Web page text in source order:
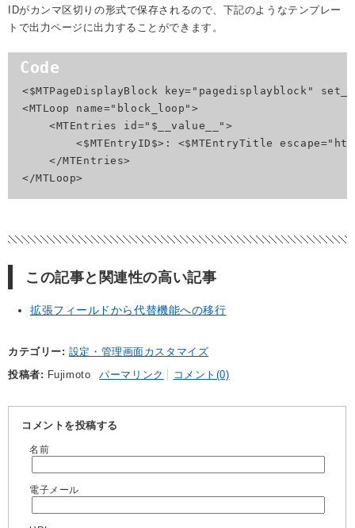
IDがカンマ区切りの形式で保存されるので、下記のようなテンプレー
トで出力ページに出力することができます。
<$MTPageDisplayBlock key="pagedisplayblock"
<MTLoop name="block_loop">
    <MTEntries id="$__value__">
<$MTEntryID$>: <$MTEntryTitle
    </MTEntries>
</MTLoop>
この記事と関連性の高い記事
拡張フィールドから代替機能への移行
カテゴリー
設定・管理画面カスタマイズ
投稿者
Fujimoto パーマリンク コメント(0)
コメントを投稿する
名前
電子メール